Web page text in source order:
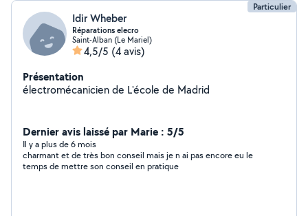
Particulier
Idir Wheber
Réparations elecro
Saint-Alban (Le Mariel)
4,5/5 (4 avis)
Présentation
électromécanicien de L'école de Madrid
Dernier avis laissé par Marie : 5/5
Il y a plus de 6 mois
charmant et de très bon conseil mais je n ai pas encore eu le
temps de mettre son conseil en pratique